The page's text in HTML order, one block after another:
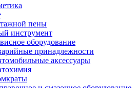
пены
инструмент
оборудование
принадлежности
аксессуары